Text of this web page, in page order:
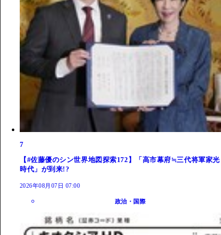
7
【#佐藤優のシン世界地図探索172】「高市幕府≒三代将軍家光
時代」が到来!?
2026年08月07日 07:00
政治・国際